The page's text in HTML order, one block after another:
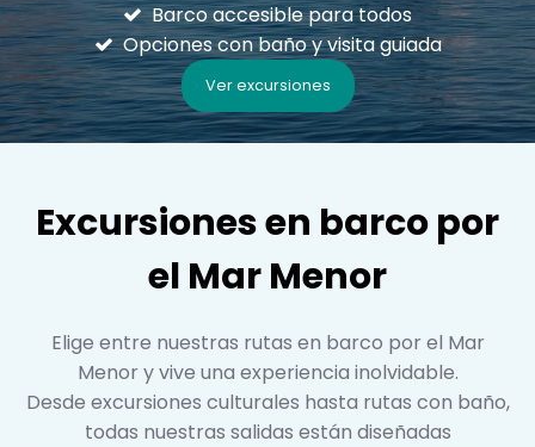
Barco accesible para todos
Opciones con baño y visita guiada
Ver excursiones
Excursiones en barco por
el Mar Menor
Elige entre nuestras rutas en barco por el Mar
Menor y vive una experiencia inolvidable.
Desde excursiones culturales hasta rutas con baño,
todas nuestras salidas están diseñadas